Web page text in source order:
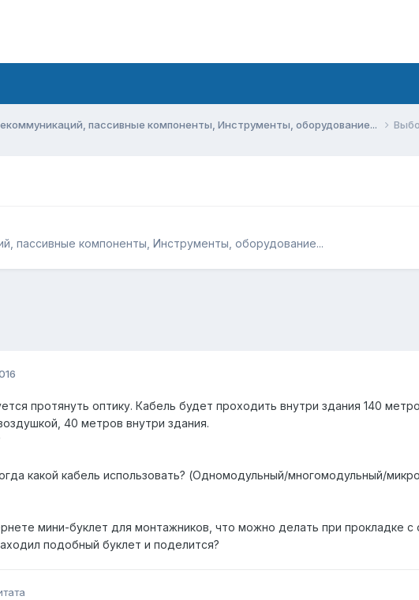
пассивные компоненты, Инструменты, оборудование...
пассивные компоненты, Инструменты, оборудование...
протянуть оптику. Кабель будет проходить внутри здания 140
40 метров внутри здания.
какой кабель использовать? (Одномодульный/многомодульный/
мини-буклет для монтажников, что можно делать при прокладке с
подобный буклет и поделится?